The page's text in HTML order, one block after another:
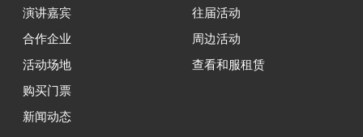
演讲嘉宾
合作企业
活动场地
购买门票
新闻动态
往届活动
周边活动
查看和服租赁